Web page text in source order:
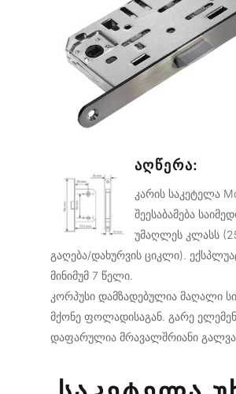
ᲐᲦᲬᲔᲠᲐ:
კარის საკეტელა
შეესაბამება
უმაღლეს კლასს
გაღება/დახურვის ციკლი).
მინიმუმ 7 წელი.
კორპუსი დამზადებულია მაღალი
მქონე ფოლადისაგან. გარე
დაფარულია მრავალშრიანი